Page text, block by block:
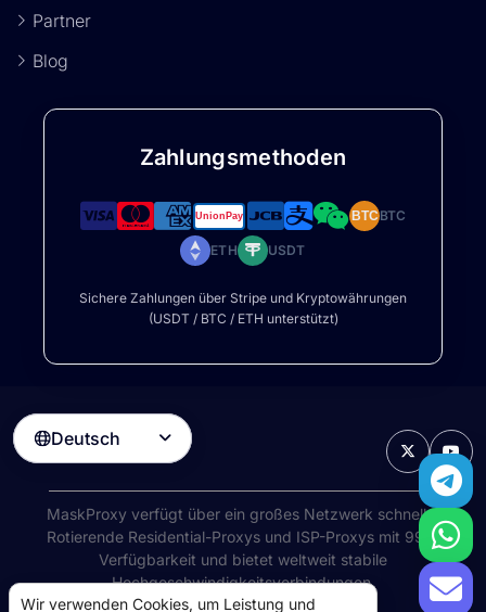
Partner
Blog
Zahlungsmethoden
BTCBTC
ETH USDT
Sichere Zahlungen über Stripe und Kryptowährungen
(USDT / BTC / ETH unterstützt)
Deutsch 
MaskProxy verfügt über ein großes Netzwerk schneller
Rotierende Residential-Proxys und ISP-Proxys mit 99%
Verfügbarkeit und bietet weltweit stabile
Hochgeschwindigkeitsverbindungen.
Wir verwenden Cookies, um Leistung und